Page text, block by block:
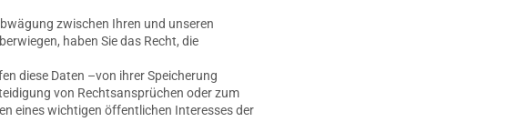
zwischen Ihren und unseren
haben Sie das Recht, die
diese Daten –von ihrer Speicherung
von Rechtsansprüchen oder zum
eines wichtigen öffentlichen Interesses der